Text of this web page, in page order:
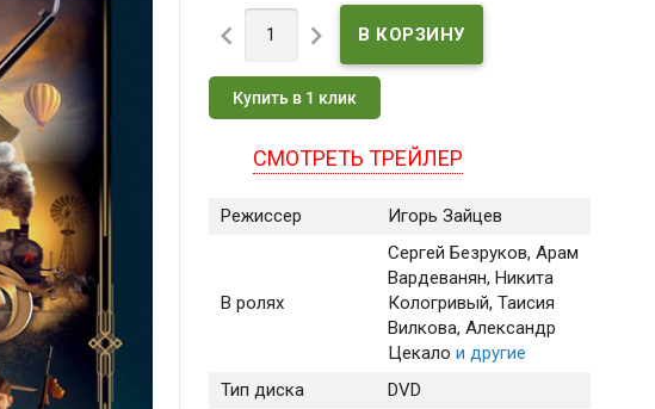
 
Купить в 1 клик
СМОТРЕТЬ ТРЕЙЛЕР
Режиссер Игорь Зайцев
В ролях
Сергей Безруков, Арам
Вардеванян, Никита
Кологривый, Таисия
Вилкова, Александр
Цекало и другие
Тип диска
DVD